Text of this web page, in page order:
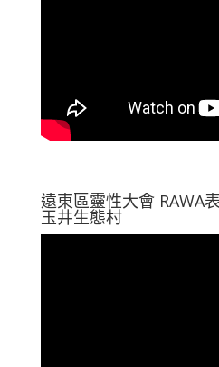
遠東區靈性大會 RAWA
玉井生態村